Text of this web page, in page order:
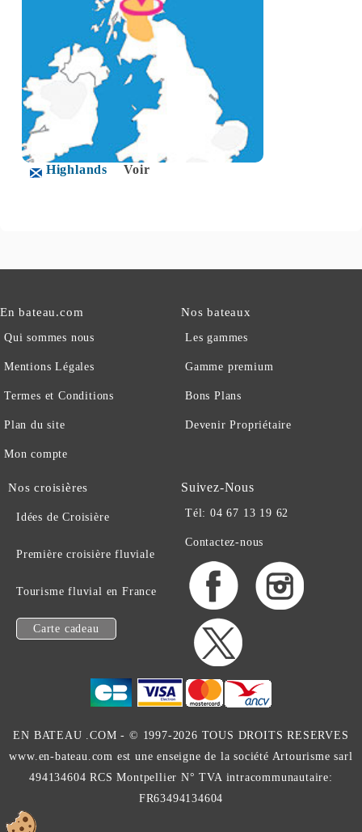
Highlands Voir
En bateau.com
Qui sommes nous
Mentions Légales
Termes et Conditions
Plan du site
Mon compte
Nos bateaux
Les gammes
Gamme premium
Bons Plans
Devenir Propriétaire
Nos croisières
Idées de Croisière
Première croisière fluviale
Tourisme fluvial en France
Carte cadeau
Suivez-Nous
Tél: 04 67 13 19 62
Contactez-nous
EN BATEAU .COM - © 1997-2026 TOUS DROITS RESERVES
www.en-bateau.com est une enseigne de la société Artourisme sarl
494134604 RCS Montpellier N° TVA intracommunautaire:
FR63494134604